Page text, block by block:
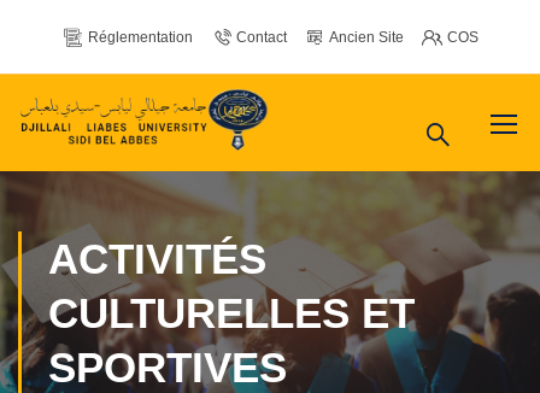
Réglementation Contact Ancien Site COS
ACTIVITÉS
CULTURELLES ET
SPORTIVES